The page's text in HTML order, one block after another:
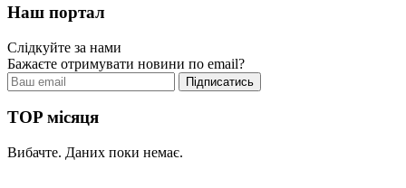
Наш портал
Слідкуйте за нами
Бажаєте отримувати новини по email?
TOP місяця
Вибачте. Даних поки немає.